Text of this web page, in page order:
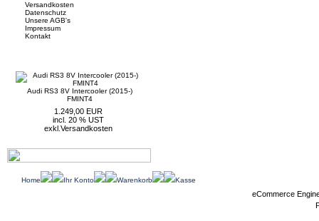
Versandkosten
Datenschutz
Unsere AGB's
Impressum
Kontakt
Audi RS3 8V Intercooler (2015-)
FMINT4
1.249,00 EUR
incl. 20 % UST
exkl. Versandkosten
Home Ihr Konto Warenkorb Kasse
eCommerce